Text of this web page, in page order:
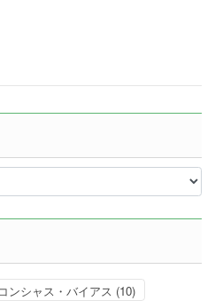
ンシャス・バイアス (10)